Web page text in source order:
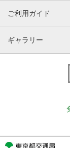
ご利用ガイド
ギャラリー